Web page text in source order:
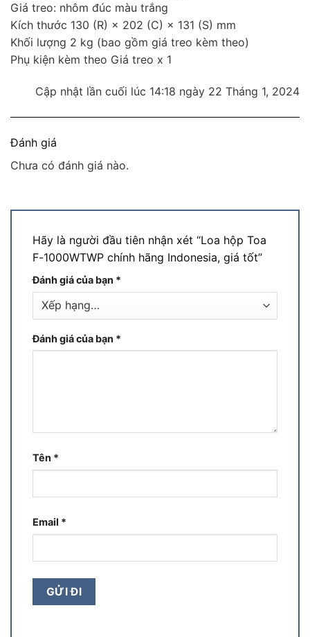
Giá treo: nhôm đúc màu trắng
Kích thước 130 (R) × 202 (C) × 131 (S) mm
Khối lượng 2 kg (bao gồm giá treo kèm theo)
Phụ kiện kèm theo Giá treo x 1
Cập nhật lần cuối lúc 14:18 ngày 22 Tháng 1, 2024
Đánh giá
Chưa có đánh giá nào.
Hãy là người đầu tiên nhận xét “Loa hộp Toa
F-1000WTWP chính hãng Indonesia, giá tốt”
Đánh giá của bạn *
Đánh giá của bạn *
Tên *
Email *